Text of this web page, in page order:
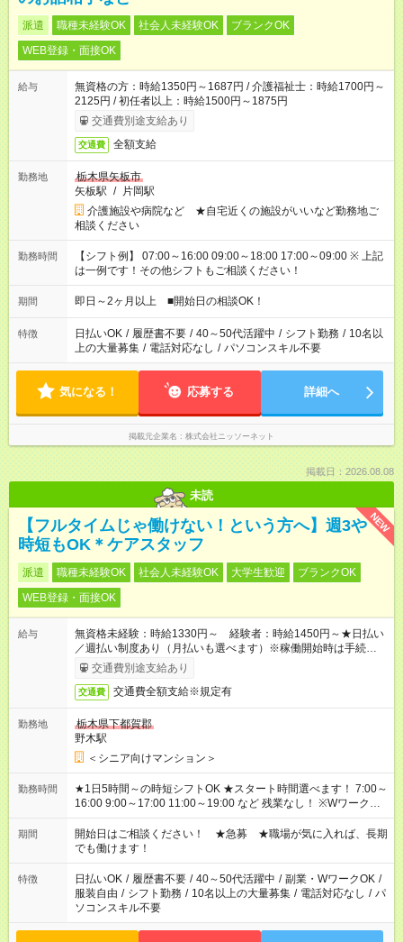
派遣 職種未経験OK 社会人未経験OK
ブランクOK
WEB登録・面接OK
給与
無資格の方：時給1350円～1687円 / 介護福祉士：時給1700円～
2125円 / 初任者以上：時給1500円～1875円
交通費別途支給あり
交通費 全額支給
勤務地
栃木県矢板市
矢板駅 / 片岡駅
介護施設や病院など ★自宅近くの施設がいいなど勤務地ご
相談ください
勤務時間
【シフト例】 07:00～16:00 09:00～18:00 17:00～09:00 ※ 上記
は一例です！その他シフトもご相談ください！
期間 即日～2ヶ月以上 ■開始日の相談OK！
特徴 日払いOK / 履歴書不要 / 40～50代活躍中 / シフト勤務 / 10名以
上の大量募集 / 電話対応なし / パソコンスキル不要
気になる！ 応募する 詳細へ
掲載元企業名 株式会社ニッソーネット
掲載日：2026.08.08
未読
NEW
【フルタイムじゃ働けない！という方へ】週3や
時短もOK＊ケアスタッフ
派遣 職種未経験OK 社会人未経験OK 大学生歓迎
ブランクOK
WEB登録・面接OK
給与
無資格未経験：時給1330円～ 経験者：時給1450円～★日払い
／週払い制度あり（月払いも選べます）※稼働開始時は手続き完
了次第のお支払いとなります。
交通費別途支給あり
交通費 交通費全額支給※規定有
勤務地
栃木県下都賀郡
野木駅
＜シニア向けマンション＞
勤務時間
★1日5時間～の時短シフトOK ★スタート時間選べます！ 7:00～
16:00 9:00～17:00 11:00～19:00 など 残業なし！ ※Wワークの
場合、他のお仕事と合わせ週40時間超の就業はご案内できませ
ん ※法令に基づき、週20時間以上勤務は社会保険への加入対象
となります ※労働者派遣法（日雇い派遣の原則禁止）により、
短時間・短期間の就業はご案内が難しい場合があります
期間
開始日はご相談ください！ ★急募 ★職場が気に入れば、長期
でも働けます！
特徴 日払いOK / 履歴書不要 / 40～50代活躍中 / 副業・WワークOK /
服装自由 / シフト勤務 / 10名以上の大量募集 / 電話対応なし / パ
ソコンスキル不要